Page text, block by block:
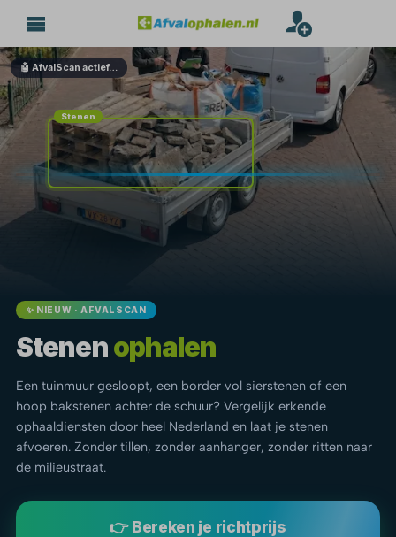
🤖 AfvalScan actief…
Stenen
✨ NIEUW · AFVALSCAN
Stenenophalen
Een tuinmuur gesloopt, een border vol sierstenen of een
hoop bakstenen achter de schuur? Vergelijk erkende
ophaaldiensten door heel Nederland en laat je stenen
afvoeren. Zonder tillen, zonder aanhanger, zonder ritten naar
de milieustraat.
👉 Bereken je richtprijs